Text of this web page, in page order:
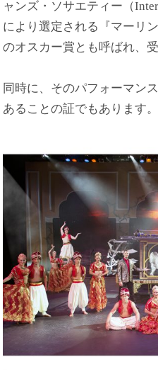
ャンズ・ソサエティー（
により選定される『マーリ
のオスカー賞とも呼ばれ、
同時に、そのパフォーマン
あることの証でもあります。